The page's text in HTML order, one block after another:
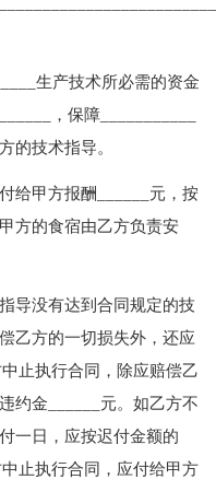
生产技术所必需的资金
，保障___________
的技术指导。
甲方报酬______元，按
方的食宿由乙方负责安
没有达到合同规定的技
乙方的一切损失外，还应
止执行合同，除应赔偿乙
约金______元。如乙方不
一日，应按迟付金额的
止执行合同，应付给甲方